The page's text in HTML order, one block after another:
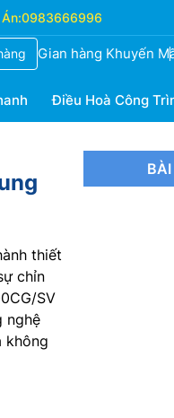
0983666996
Gian hàng Khuyến
Điều Hoà Công
thiết
chỉn
SV
nghệ
không